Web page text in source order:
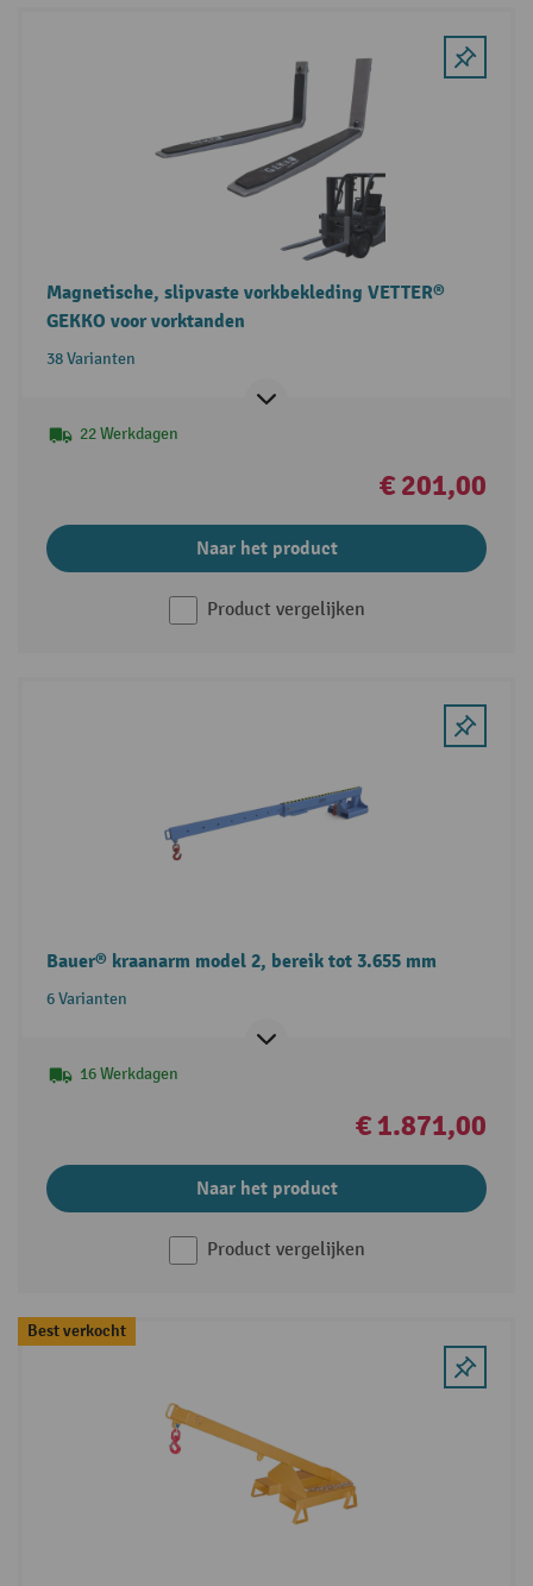
Magnetische, slipvaste vorkbekleding VETTER®
GEKKO voor vorktanden
38 Varianten
22 Werkdagen
€ 201,00
Naar het product
Product vergelijken
Bauer® kraanarm model 2, bereik tot 3.655 mm
6 Varianten
16 Werkdagen
€ 1.871,00
Naar het product
Product vergelijken
Best verkocht